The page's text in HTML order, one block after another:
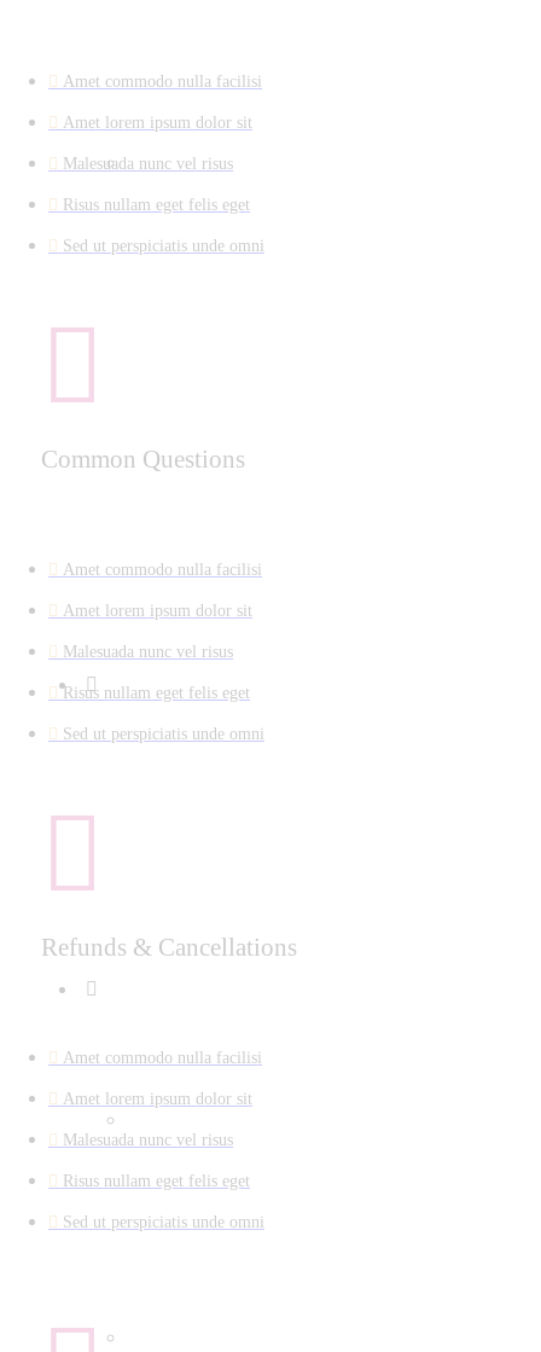
Amet commodo nulla facilisi
Amet lorem ipsum dolor sit
Malesuada nunc vel risus
Risus nullam eget felis eget
Sed ut perspiciatis unde omni
Common Questions
Amet commodo nulla facilisi
Amet lorem ipsum dolor sit
Malesuada nunc vel risus
Risus nullam eget felis eget
Sed ut perspiciatis unde omni
Refunds & Cancellations
Amet commodo nulla facilisi
Amet lorem ipsum dolor sit
Malesuada nunc vel risus
Risus nullam eget felis eget
Sed ut perspiciatis unde omni